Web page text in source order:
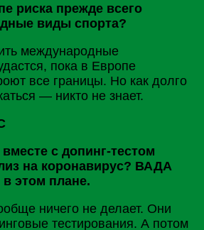
риска прежде всего
виды спорта?
международные
пока в Европе
все границы. Но как долго
— никто не знает.
с допинг-тестом
на коронавирус? ВАДА
в этом плане.
ничего не делает. Они
тестирования. А потом